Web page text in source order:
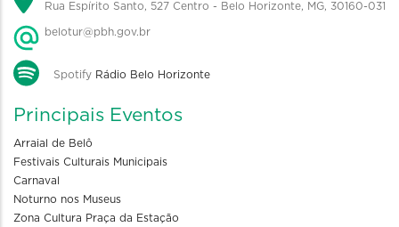
Rua Espírito Santo, 527 Centro - Belo Horizonte, MG, 30160-031
belotur@pbh.gov.br
Spotify Rádio Belo Horizonte
Principais Eventos
Arraial de Belô
Festivais Culturais Municipais
Carnaval
Noturno nos Museus
Zona Cultura Praça da Estação